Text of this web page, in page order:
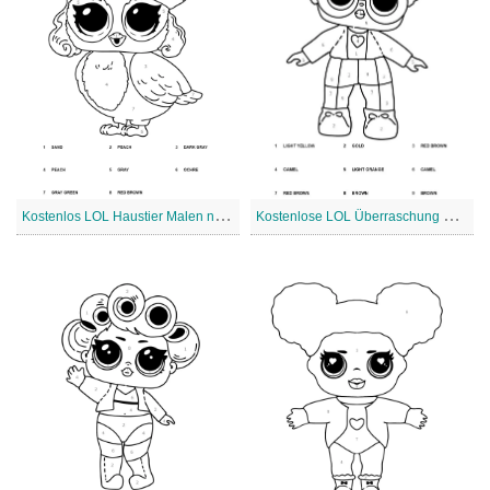
K
ostenlos LOL Haustier Malen nach Zahlen K
ostenlose LOL Überraschung Malen nach Zahlen